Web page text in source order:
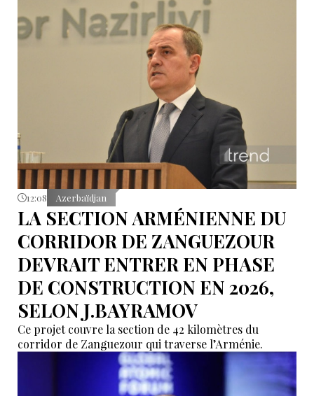
12:08 Azerbaïdjan
LA SECTION ARMÉNIENNE DU
CORRIDOR DE ZANGUEZOUR
DEVRAIT ENTRER EN PHASE
DE CONSTRUCTION EN 2026,
SELON J.BAYRAMOV
Ce projet couvre la section de 42 kilomètres du
corridor de Zanguezour qui traverse l’Arménie.